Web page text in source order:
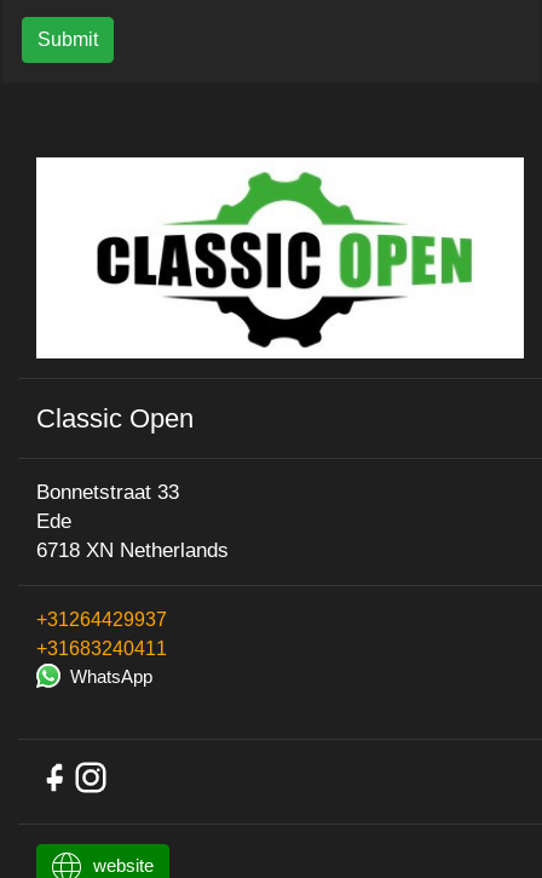
Submit
Classic Open
Bonnetstraat 33
Ede
6718 XN Netherlands
+31264429937
+31683240411
WhatsApp
website